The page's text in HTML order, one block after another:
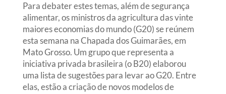
Para debater estes temas, além de segurança
alimentar, os ministros da agricultura das vinte
maiores economias do mundo (G20) se reúnem
esta semana na Chapada dos Guimarães, em
Mato Grosso. Um grupo que representa a
iniciativa privada brasileira (o B20) elaborou
uma lista de sugestões para levar ao G20. Entre
elas, estão a criação de novos modelos de